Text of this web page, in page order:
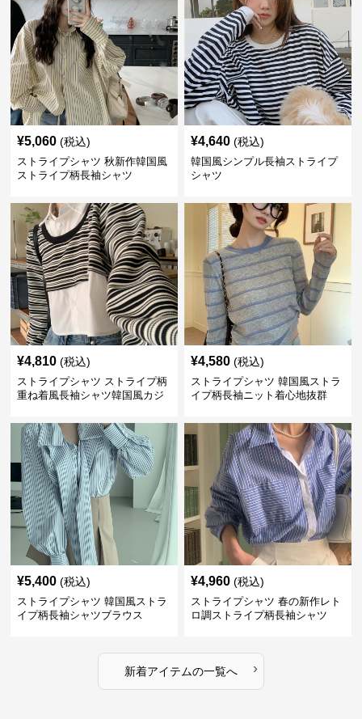
¥5,060 (税込)
ストライプシャツ 秋新作韓国風
ストライプ柄長袖シャツ
¥4,640 (税込)
韓国風シンプル長袖ストライプ
シャツ
¥4,810 (税込)
ストライプシャツ ストライプ柄
重ね着風長袖シャツ韓国風カジ
¥4,580 (税込)
ストライプシャツ 韓国風ストラ
イプ柄長袖ニット着心地抜群
¥5,400 (税込)
ストライプシャツ 韓国風ストラ
イプ柄長袖シャツブラウス
¥4,960 (税込)
ストライプシャツ 春の新作レト
ロ調ストライプ柄長袖シャツ
新着アイテムの一覧へ ›